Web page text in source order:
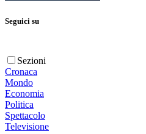
Seguici su
Sezioni
Cronaca
Mondo
Economia
Politica
Spettacolo
Televisione